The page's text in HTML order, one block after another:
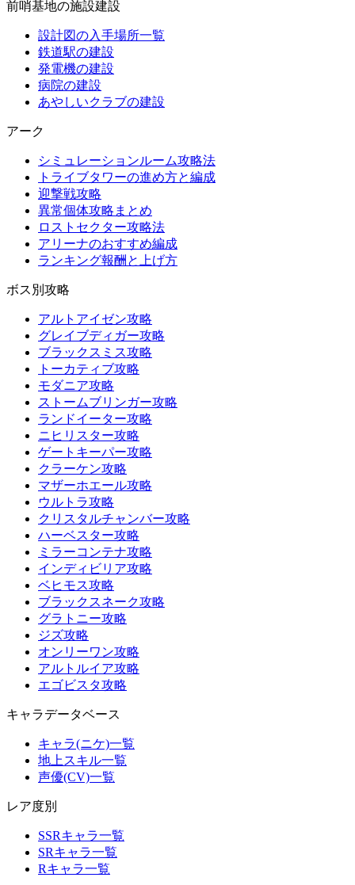
前哨基地の施設建設
設計図の入手場所一覧
鉄道駅の建設
発電機の建設
病院の建設
あやしいクラブの建設
アーク
シミュレーションルーム攻略法
トライブタワーの進め方と編成
迎撃戦攻略
異常個体攻略まとめ
ロストセクター攻略法
アリーナのおすすめ編成
ランキング報酬と上げ方
ボス別攻略
アルトアイゼン攻略
グレイブディガー攻略
ブラックスミス攻略
トーカティブ攻略
モダニア攻略
ストームブリンガー攻略
ランドイーター攻略
ニヒリスター攻略
ゲートキーパー攻略
クラーケン攻略
マザーホエール攻略
ウルトラ攻略
クリスタルチャンバー攻略
ハーベスター攻略
ミラーコンテナ攻略
インディビリア攻略
ベヒモス攻略
ブラックスネーク攻略
グラトニー攻略
ジズ攻略
オンリーワン攻略
アルトルイア攻略
エゴビスタ攻略
キャラデータベース
キャラ(ニケ)一覧
地上スキル一覧
声優(CV)一覧
レア度別
SSRキャラ一覧
SRキャラ一覧
Rキャラ一覧